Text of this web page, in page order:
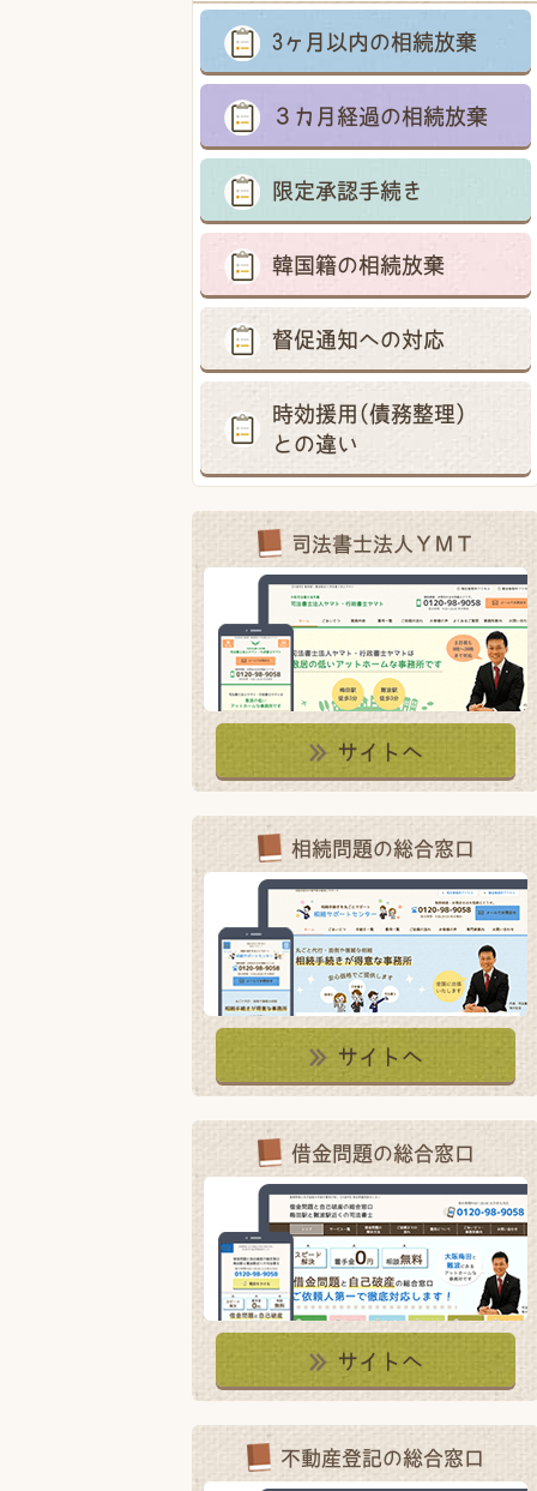
3ヶ月以内の相続放棄
３カ月経過の相続放棄
限定承認手続き
韓国籍の相続放棄
督促通知への対応
時効援用(債務整理)
との違い
司法書士法人ＹＭＴ
サイトへ
相続問題の総合窓口
サイトへ
借金問題の総合窓口
サイトへ
不動産登記の総合窓口